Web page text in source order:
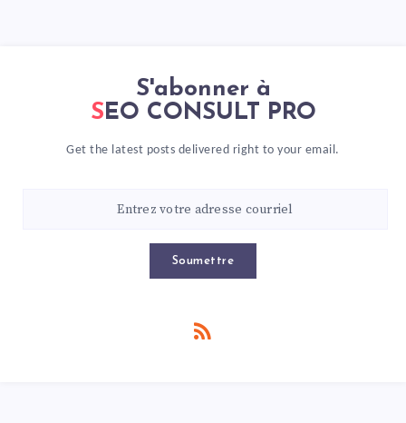
S'abonner à
SEO CONSULT PRO
Get the latest posts delivered right to your email.
Soumettre